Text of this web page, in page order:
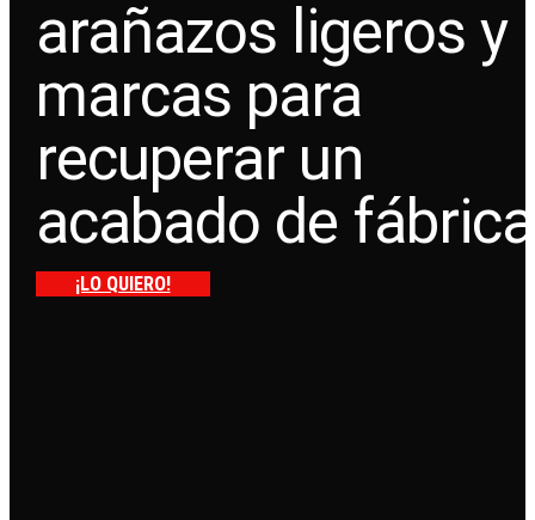
arañazos ligeros y
marcas para
recuperar un
acabado de
¡LO QUIERO!